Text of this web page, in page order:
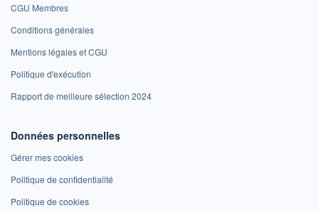
CGU Membres
Conditions générales
Mentions légales et CGU
Politique d'exécution
Rapport de meilleure sélection 2024
Données personnelles
Gérer mes cookies
Politique de confidentialité
Politique de cookies